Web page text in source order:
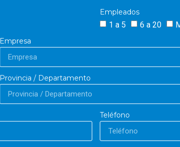
Empleados
1 a 5 6 a 20
Empresa
Provincia / Departamento
Teléfono